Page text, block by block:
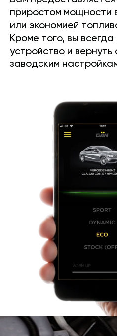
приростом мощности
или экономией
Кроме того, вы
устройство и вернуть
заводским